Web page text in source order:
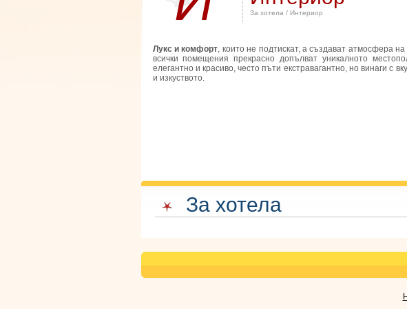
За хотела / Интериор
Лукс и комфорт, които не подтискат, а създават атмосфера
всички помещения прекрасно допълват уникалното
елегантно и красиво, често пъти екстравагантно, но винаги с
и изкуството.
За хотела